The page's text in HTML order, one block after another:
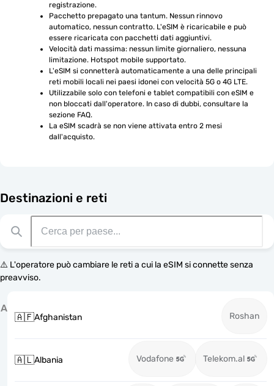
registrazione.
Pacchetto prepagato una tantum. Nessun rinnovo
automatico, nessun contratto. L'eSIM è ricaricabile e può
essere ricaricata con pacchetti dati aggiuntivi.
Velocità dati massima: nessun limite giornaliero, nessuna
limitazione. Hotspot mobile supportato.
L'eSIM si connetterà automaticamente a una delle principali
reti mobili locali nei paesi idonei con velocità 5G o 4G LTE.
Utilizzabile solo con telefoni e tablet compatibili con eSIM e
non bloccati dall'operatore. In caso di dubbi, consultare la
sezione FAQ.
La eSIM scadrà se non viene attivata entro 2 mesi
dall'acquisto.
Destinazioni e reti
⚠️ L'operatore può cambiare le reti a cui la eSIM si connette senza
preavviso.
A
🇦🇫Afghanistan Roshan
🇦🇱Albania Vodafone Telekom.al